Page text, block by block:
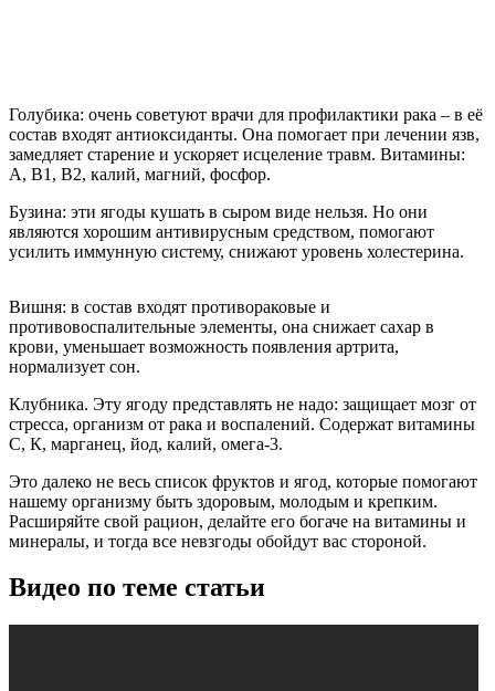
Голубика: очень советуют врачи для профилактики рака – в её
состав входят антиоксиданты. Она помогает при лечении язв,
замедляет старение и ускоряет исцеление травм. Витамины:
А, В1, В2, калий, магний, фосфор.
Бузина: эти ягоды кушать в сыром виде нельзя. Но они
являются хорошим антивирусным средством, помогают
усилить иммунную систему, снижают уровень холестерина.
Вишня: в состав входят противораковые и
противовоспалительные элементы, она снижает сахар в
крови, уменьшает возможность появления артрита,
нормализует сон.
Клубника. Эту ягоду представлять не надо: защищает мозг от
стресса, организм от рака и воспалений. Содержат витамины
С, К, марганец, йод, калий, омега-3.
Это далеко не весь список фруктов и ягод, которые помогают
нашему организму быть здоровым, молодым и крепким.
Расширяйте свой рацион, делайте его богаче на витамины и
минералы, и тогда все невзгоды обойдут вас стороной.
Видео по теме статьи